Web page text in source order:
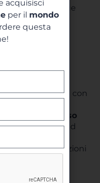
aumentare le tue
volta.
la verifica,
sia attivo e
e interagisci con
attraverso
lavorare, ad
media locali o
o fare apparizioni
acquisisci
per il mondo
questa